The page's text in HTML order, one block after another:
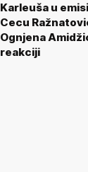
Karleuša u
Cecu
Ognjena
reakciji